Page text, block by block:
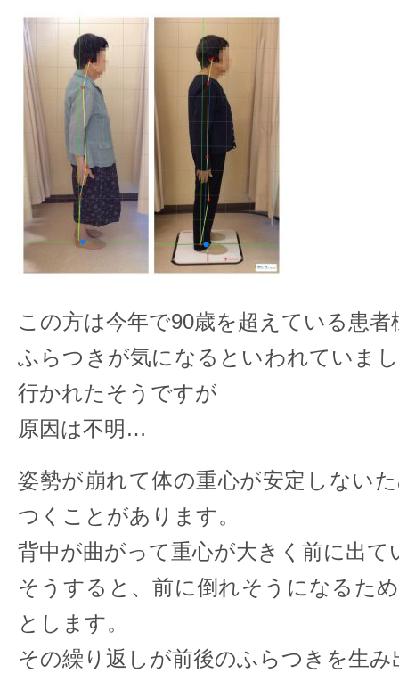
この方は今年で90歳を超えている患者
ふらつきが気になるといわれていま
行かれたそうですが
原因は不明…
姿勢が崩れて体の重心が安定しない
つくことがあります。
背中が曲がって重心が大きく前に出て
そうすると、前に倒れそうになるた
とします。
その繰り返しが前後のふらつきを生み